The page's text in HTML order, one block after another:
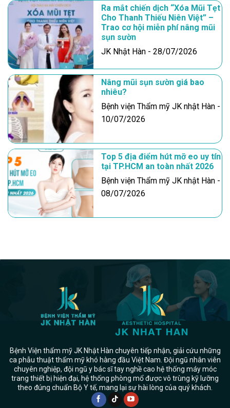
Ra mắt chiến dịch “Xóa Mũi Tẹt
Cho Thanh Thiếu Niên Việt” –
Trao cơ hội miễn phí nâng mũi
sụn sườn
JK Nhật Hàn - 28/07/2026
Nâng mũi sụn sườn giá bao
nhiêu?
Bệnh viện Thẩm mỹ JK nhật Hàn -
10/07/2026
Top 5 địa điểm hút mỡ eo uy tín
tại TP.HCM an toàn nhất 2026
Bệnh viện Thẩm mỹ JK nhật Hàn -
08/07/2026
Bệnh Viện thẩm mỹ JK Nhật Hàn chuyên tiếp nhận, giải cứu những
ca phẫu thuật thẩm mỹ khó hàng đầu Việt Nam. Đội ngũ nhân viên
chuyên nghiệp, đội ngũ y bác sĩ tay nghề cao hệ thống máy móc
trang thiết bị hiện đại, hệ thống phòng mổ được vô trùng kỹ lưỡng
theo đúng chuẩn Bộ Y tế, mang lại sự hài lòng của quý khách.